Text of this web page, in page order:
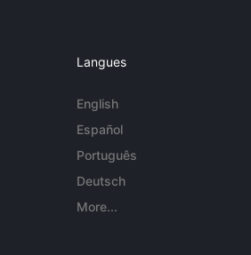
Langues
English
Español
Português
Deutsch
More...